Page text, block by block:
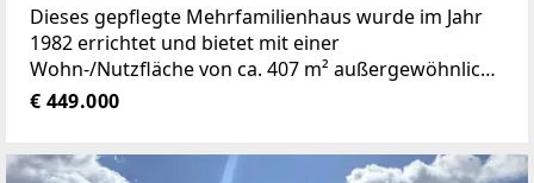
Dieses gepflegte Mehrfamilienhaus wurde im Jahr
1982 errichtet und bietet mit einer
Wohn-/Nutzfläche von ca. 407 m² außergewöhnlich
viel Platz. Die Liegenschaft befindet sich auf einem
€ 449.000